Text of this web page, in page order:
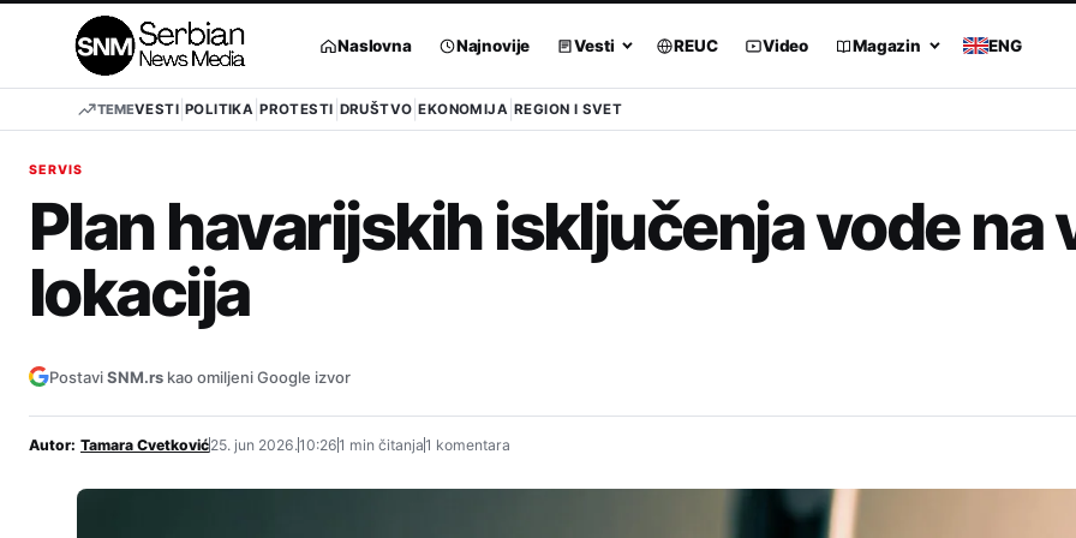
Naslovna Najnovije Vesti REUC Video Magazin ENG
TEMEVESTI POLITIKA PROTESTI DRUŠTVO EKONOMIJA REGION I SVET
SERVIS
Plan havarijskih isključenja vode na
lokacija
PostaviSNM.rs kao omiljeni Google izvor
Autor: Tamara Cvetković25. jun 2026.10:261 min čitanja1 komentara